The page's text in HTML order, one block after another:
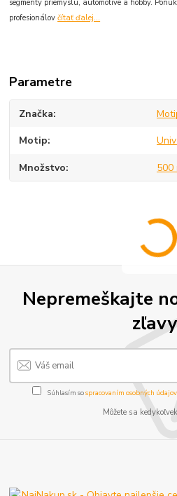
segmenty priemyslu, automotive a hobby.
profesionálovčítať ďalej...
Parametre
Značka
Motip
Množstvo 500
Nepremeškajte
Súhlasím sospracovaním osobných údajov
Môžete sa